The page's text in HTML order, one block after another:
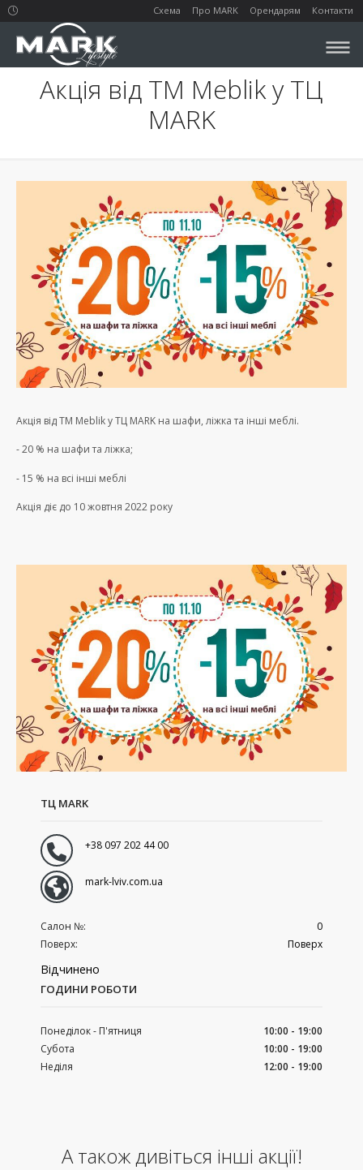
Схема Про MARK Орендарям Контакти
Акція від ТМ Meblik у ТЦ
MARK
Акція від ТМ Meblik у ТЦ MARK на шафи, ліжка та інші меблі.
- 20 % на шафи та ліжка;
- 15 % на всі інші меблі
Акція діє до 10 жовтня 2022 року
ТЦ MARK
+38 097 202 44 00
mark-lviv.com.ua
Салон №:
0
Поверх:
Поверх
Відчинено
ГОДИНИ РОБОТИ
Понеділок - П'ятниця
10:00 - 19:00
Субота
10:00 - 19:00
Неділя
12:00 - 19:00
А також дивіться інші акції!